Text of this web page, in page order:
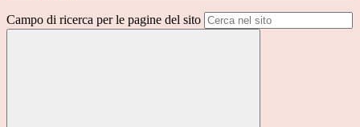
Campo di ricerca per le pagine del sito